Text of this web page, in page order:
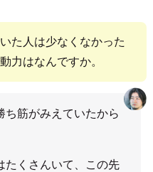
た人は少なくなかった
力はなんですか。
ち筋がみえていたから
たくさんいて、この先